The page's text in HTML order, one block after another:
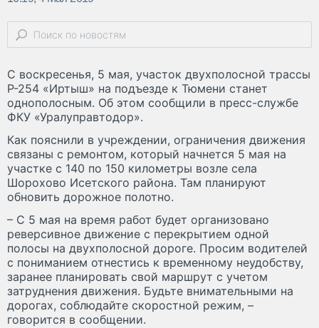
С воскресенья, 5 мая, участок двухполосной трассы
Р-254 «Иртыш» на подъезде к Тюмени станет
однополосным. Об этом сообщили в пресс-службе
ФКУ «Уралуправтодор».
Как пояснили в учреждении, ограничения движения
связаны с ремонтом, который начнется 5 мая на
участке с 140 по 150 километры возле села
Шорохово Исетского района. Там планируют
обновить дорожное полотно.
– С 5 мая на время работ будет организовано
реверсивное движение с перекрытием одной
полосы на двухполосной дороге. Просим водителей
с пониманием отнестись к временному неудобству,
заранее планировать свой маршрут с учетом
затруднения движения. Будьте внимательными на
дорогах, соблюдайте скоростной режим, –
говорится в сообщении.